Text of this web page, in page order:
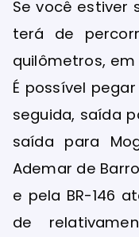
Se você estiver
terá de
quilômetros,
É possível
seguida, saída
saída para
Ademar de
e pela BR-146
de